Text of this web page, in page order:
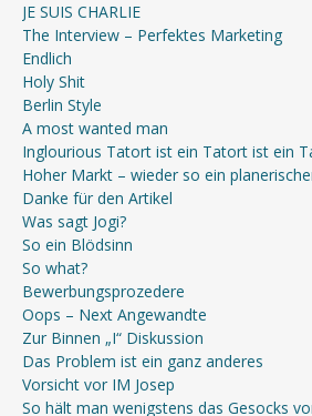
JE SUIS CHARLIE
The Interview – Perfektes Marketing
Endlich
Holy Shit
Berlin Style
A most wanted man
Inglourious Tatort ist ein Tatort ist ein
Hoher Markt – wieder so ein
Danke für den Artikel
Was sagt Jogi?
So ein Blödsinn
So what?
Bewerbungsprozedere
Oops – Next Angewandte
Zur Binnen „I“ Diskussion
Das Problem ist ein ganz anderes
Vorsicht vor IM Josep
So hält man wenigstens das Gesocks